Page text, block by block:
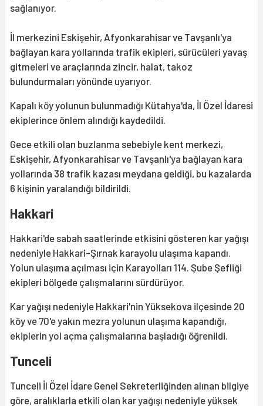
sağlanıyor.
İl merkezini Eskişehir, Afyonkarahisar ve Tavşanlı'ya
bağlayan kara yollarında trafik ekipleri, sürücüleri yavaş
gitmeleri ve araçlarında zincir, halat, takoz
bulundurmaları yönünde uyarıyor.
Kapalı köy yolunun bulunmadığı Kütahya'da, İl Özel İdaresi
ekiplerince önlem alındığı kaydedildi.
Gece etkili olan buzlanma sebebiyle kent merkezi,
Eskişehir, Afyonkarahisar ve Tavşanlı'ya bağlayan kara
yollarında 38 trafik kazası meydana geldiği, bu kazalarda
6 kişinin yaralandığı bildirildi.
Hakkari
Hakkari'de sabah saatlerinde etkisini gösteren kar yağışı
nedeniyle Hakkari-Şırnak karayolu ulaşıma kapandı.
Yolun ulaşıma açılması için Karayolları 114. Şube Şefliği
ekipleri bölgede çalışmalarını sürdürüyor.
Kar yağışı nedeniyle Hakkari'nin Yüksekova ilçesinde 20
köy ve 70'e yakın mezra yolunun ulaşıma kapandığı,
ekiplerin yol açma çalışmalarına başladığı öğrenildi.
Tunceli
Tunceli İl Özel İdare Genel Sekreterliğinden alınan bilgiye
göre, aralıklarla etkili olan kar yağışı nedeniyle yüksek